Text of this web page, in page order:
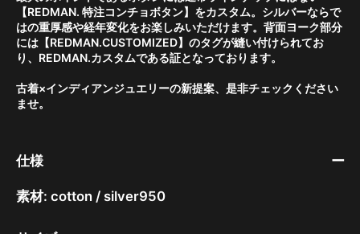
【REDMAN. 特注コンチョボタン】をカスタム。シルバーならで
はの重厚感や経年変化をお楽しみいただけます。背面ヨーク部分
には【REDMAN.CUSTOMIZED】のタグが縫い付けられてお
り、REDMAN.カスタムである証となっております。
古着×インディアンジュエリーの新提案、是非チェックください
ませ。
仕様
素材: cotton / silver950